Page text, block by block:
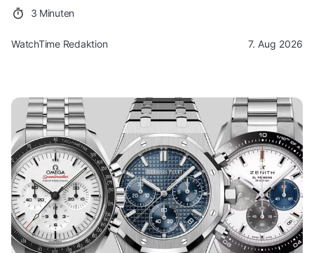
3 Minuten
WatchTime Redaktion 7. Aug 2026